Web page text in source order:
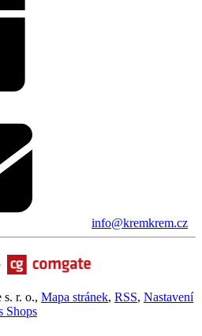
info@kremkrem.cz
r. o., Mapa stránek, RSS, Nastavení
Shops